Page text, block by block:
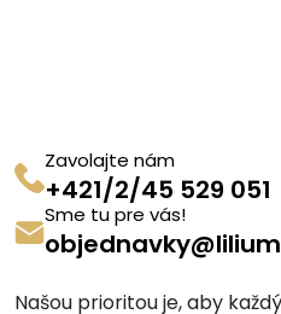
Zavolajte nám
+421/2/45 529 051
Sme tu pre vás!
Našou prioritou je, aby